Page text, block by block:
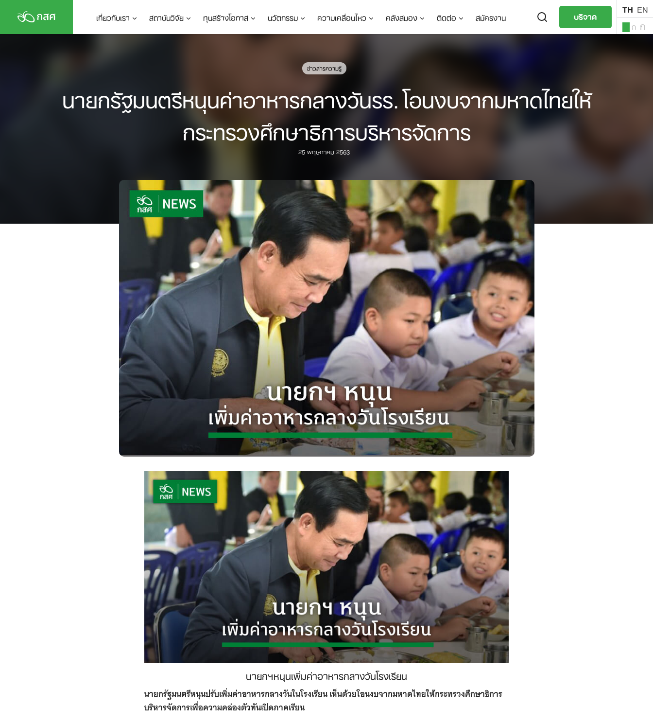
content
เกี่ยวกับเรา สถาบันวิจัย ทุนสร้างโอกาส นวัตกรรม ความเคลื่อนไหว คลังสมอง ติดต่อ สมัครงาน บริจาค TH EN
ก ก
ข่าวสารความรู้
นายกรัฐมนตรีหนุนค่าอาหารกลางวันรร. โอนงบจากมหาดไทยให้
กระทรวงศึกษาธิการบริหารจัดการ
25 พฤษภาคม 2563
นายกฯหนุนเพิ่มค่าอาหารกลางวันโรงเรียน
นายกรัฐมนตรีหนุนปรับเพิ่มค่าอาหารกลางวันในโรงเรียน เห็นด้วยโอนงบจากมหาดไทยให้กระทรวงศึกษาธิการ
บริหารจัดการเพื่อความคล่องตัวทันเปิดภาคเรียน